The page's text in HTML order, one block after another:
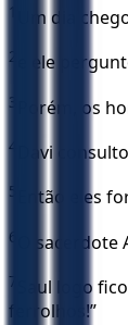
1 Um dia
2 e ele
3 Porém, os
4 Davi
5 Então eles
6 O
7
Saul logo
ferrolhos!”